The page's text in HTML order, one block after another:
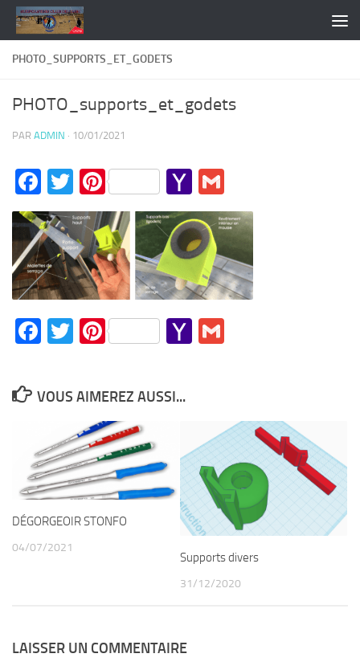
Skip to content
PHOTO_SUPPORTS_ET_GODETS
PHOTO_supports_et_godets
PAR ADMIN · 10/01/2021
Facebook
TwitterPinterestYahoo
Mail
Facebook
TwitterPinterestYahoo
VOUS AIMEREZ AUSSI...
DÉGORGEOIR STONFO
04/07/2021
Supports divers
31/12/2020
LAISSER UN COMMENTAIRE